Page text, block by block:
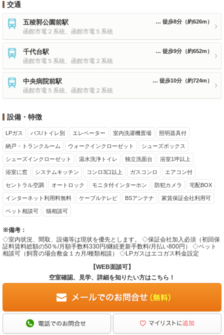
交通
五稜郭公園前駅
函館市電２系統、函館市電５系統
徒歩8分 （約626m）
千代台駅
函館市電５系統、函館市電２系統
徒歩9分 （約652m）
中央病院前駅
函館市電５系統、函館市電２系統
徒歩10分 （約724m）
設備・特徴
LPガス バス/トイレ別 エレベーター 室内洗濯機置場 照明器具付
納戸・トランクルーム ウォークインクローゼット シューズボックス
シューズインクローゼット 温水洗浄トイレ 独立洗面台 浴室1坪以上
浴室に窓 システムキッチン コンロ3口以上 ガスコンロ エアコン付
セントラル空調 オートロック モニタ付インターホン 防犯カメラ 宅配BOX
インターネット利用料無料 ケーブルテレビ BSアンテナ 家賃保証会社利用可
ペット相談可 猫相談可
※備考：
◇室内状況、間取、設備等は現状を優先とします。 ◇保証会社加入必須（初回保
証料賃料総額の50％/月額手数料330円/継続更新手数料/月払い800円） ◇ペット
相談可（飼育の場合敷金１カ月/種類相談） ◇LPガスはエコガス料金設定
【WEB面談可】
空室確認、見学、詳細を知りたい方はこちら！